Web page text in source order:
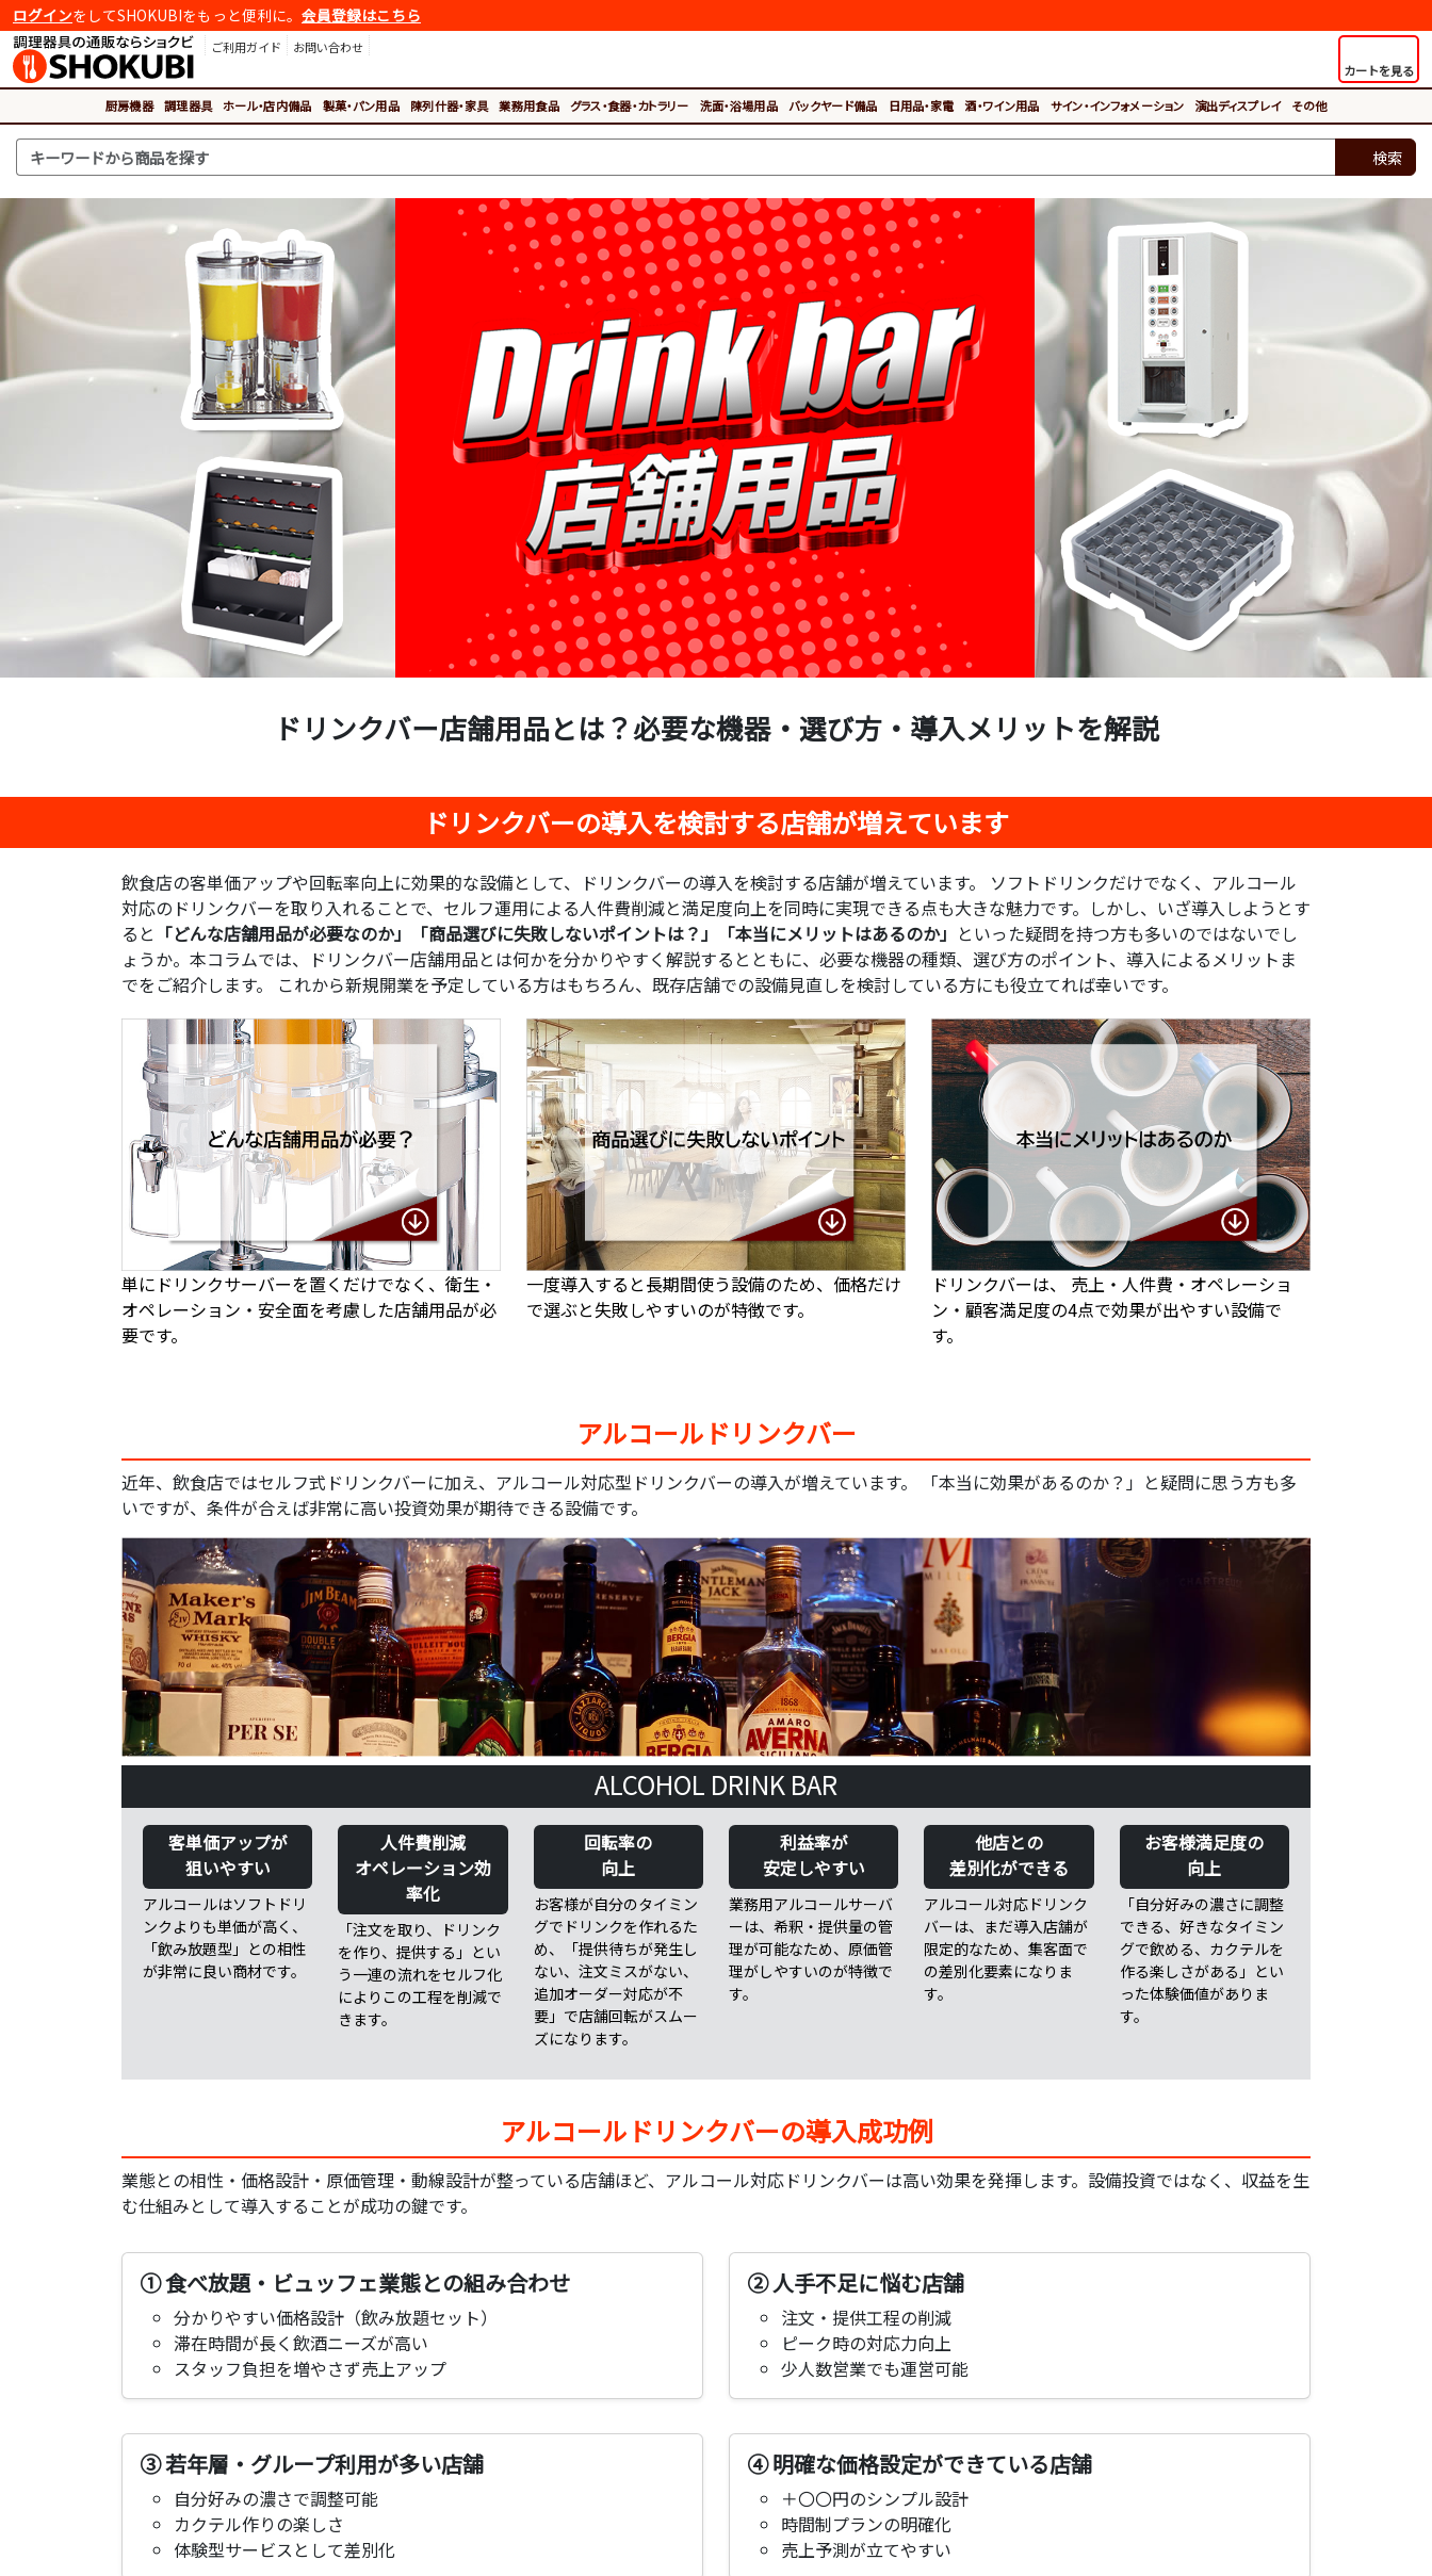
ログインをしてSHOKUBIをもっと便利に。 会員登録はこちら
ご利用ガイド
お問い合わせ
カートを見る
厨房機器 調理器具 ホール・店内備品 製菓・パン用品 陳列什器・家具 業務用食品 グラス・食器・カトラリー 洗面・浴場用品 バックヤード備品 日用品・家電 酒・ワイン用品 サイン・インフォメーション 演出ディスプレイ その他
検索
ドリンクバー店舗用品とは？必要な機器・選び方・導入メリットを解説
ドリンクバーの導入を検討する店舗が増えています
飲食店の客単価アップや回転率向上に効果的な設備として、ドリンクバーの導入を検討する店舗が増えています。 ソフトドリンクだけでなく、アルコール
対応のドリンクバーを取り入れることで、セルフ運用による人件費削減と満足度向上を同時に実現できる点も大きな魅力です。しかし、いざ導入しようとす
ると 「どんな店舗用品が必要なのか」「商品選びに失敗しないポイントは？」「本当にメリットはあるのか」 といった疑問を持つ方も多いのではないでし
ょうか。本コラムでは、ドリンクバー店舗用品とは何かを分かりやすく解説するとともに、必要な機器の種類、選び方のポイント、導入によるメリットま
でをご紹介します。 これから新規開業を予定している方はもちろん、既存店舗での設備見直しを検討している方にも役立てれば幸いです。
単にドリンクサーバーを置くだけでなく、衛生・
オペレーション・安全面を考慮した店舗用品が必
要です。
一度導入すると長期間使う設備のため、価格だけ
で選ぶと失敗しやすいのが特徴です。
ドリンクバーは、 売上・人件費・オペレーショ
ン・顧客満足度の4点で効果が出やすい設備で
す。
アルコールドリンクバー
近年、飲食店ではセルフ式ドリンクバーに加え、アルコール対応型ドリンクバーの導入が増えています。 「本当に効果があるのか？」と疑問に思う方も多
いですが、条件が合えば非常に高い投資効果が期待できる設備です。
ALCOHOL DRINK BAR
客単価アップが
狙いやすい
アルコールはソフトドリ
ンクよりも単価が高く、
「飲み放題型」との相性
が非常に良い商材です。
人件費削減
オペレーション効
率化
「注文を取り、ドリンク
を作り、提供する」とい
う一連の流れをセルフ化
によりこの工程を削減で
きます。
回転率の
向上
お客様が自分のタイミン
グでドリンクを作れるた
め、「提供待ちが発生し
ない、注文ミスがない、
追加オーダー対応が不
要」で店舗回転がスムー
ズになります。
利益率が
安定しやすい
業務用アルコールサーバ
ーは、希釈・提供量の管
理が可能なため、原価管
理がしやすいのが特徴で
す。
他店との
差別化ができる
アルコール対応ドリンク
バーは、まだ導入店舗が
限定的なため、集客面で
の差別化要素になりま
す。
お客様満足度の
向上
「自分好みの濃さに調整
できる、好きなタイミン
グで飲める、カクテルを
作る楽しさがある」とい
った体験価値がありま
す。
アルコールドリンクバーの導入成功例
業態との相性・価格設計・原価管理・動線設計が整っている店舗ほど、アルコール対応ドリンクバーは高い効果を発揮します。設備投資ではなく、収益を生
む仕組みとして導入することが成功の鍵です。
① 食べ放題・ビュッフェ業態との組み合わせ
分かりやすい価格設計（飲み放題セット）
滞在時間が長く飲酒ニーズが高い
スタッフ負担を増やさず売上アップ
② 人手不足に悩む店舗
注文・提供工程の削減
ピーク時の対応力向上
少人数営業でも運営可能
③ 若年層・グループ利用が多い店舗
自分好みの濃さで調整可能
カクテル作りの楽しさ
体験型サービスとして差別化
④ 明確な価格設定ができている店舗
＋〇〇円のシンプル設計
時間制プランの明確化
売上予測が立てやすい